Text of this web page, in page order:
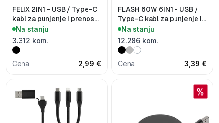
FELIX 2IN1 - USB / Type-C
kabl za punjenje i prenos
podataka, sa funkcijom
priveska za ključeve, 2 u 1,
60W
Na stanju
3.312 kom.
Cena 2,99 €
FLASH 60W 6IN1 - USB /
Type-C kabl za punjenje i
prenos podataka, 6 u 1,
60W
Na stanju
12.286 kom.
Cena 3,39 €